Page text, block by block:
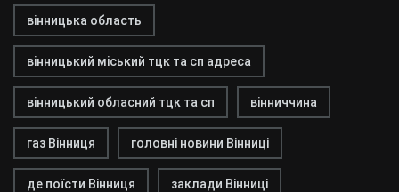
вінницька область
вінницький міський тцк та сп адреса
вінницький обласний тцк та сп вінниччина
газ Вінниця головні новини Вінниці
де поїсти Вінниця заклади Вінниці